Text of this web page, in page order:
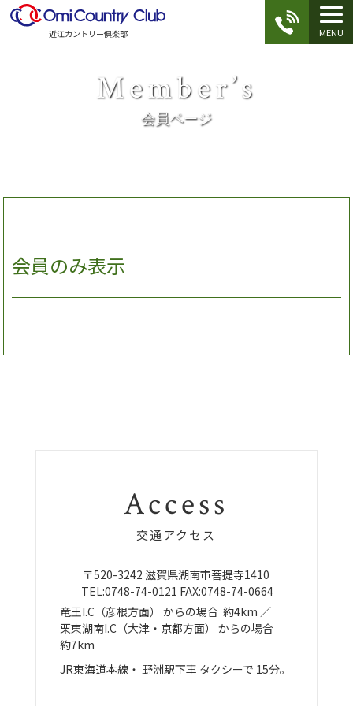
近江カントリー倶楽部 MENU
Member’s
会員ページ
会員のみ表示
Access
交通アクセス
〒520-3242 滋賀県湖南市菩提寺1410
TEL:0748-74-0121 FAX:0748-74-0664
竜王I.C（彦根方面） からの場合 約4km ／
栗東湖南I.C（大津・京都方面）
からの場合
約7km
JR東海道本線・ 野洲駅下車 タクシーで 15分。